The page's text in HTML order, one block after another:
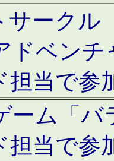
サークル
ドベン
担当で参
ーム「
担当で参